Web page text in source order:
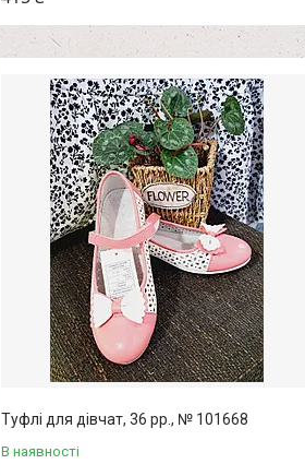
Туфлі для дівчат, 36 рр., № 101668
В наявності